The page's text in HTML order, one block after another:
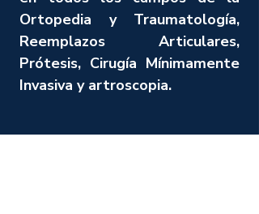
Ortopedia y Traumatología,
Reemplazos Articulares,
Prótesis, Cirugía Mínimamente
Invasiva y artroscopia.